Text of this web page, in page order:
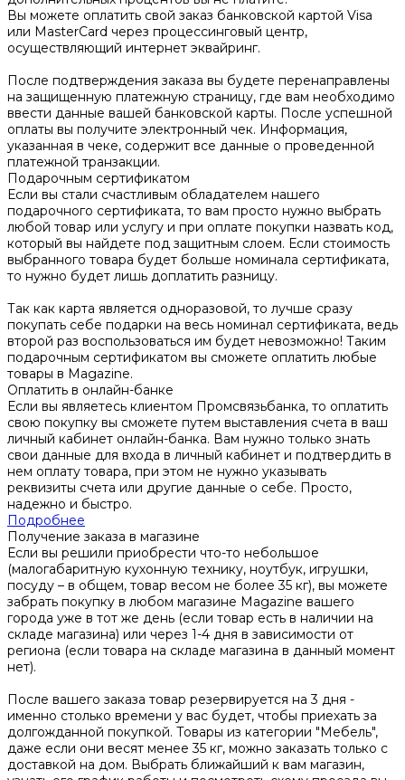
Вы можете оплатить свой заказ банковской картой Visa
или MasterCard через процессинговый центр,
осуществляющий интернет эквайринг.
После подтверждения заказа вы будете перенаправлены
на защищенную платежную страницу, где вам необходимо
ввести данные вашей банковской карты. После успешной
оплаты вы получите электронный чек. Информация,
указанная в чеке, содержит все данные о проведенной
платежной транзакции.
Подарочным сертификатом
Если вы стали счастливым обладателем нашего
подарочного сертификата, то вам просто нужно выбрать
любой товар или услугу и при оплате покупки назвать код,
который вы найдете под защитным слоем. Если стоимость
выбранного товара будет больше номинала сертификата,
то нужно будет лишь доплатить разницу.
Так как карта является одноразовой, то лучше сразу
покупать себе подарки на весь номинал сертификата, ведь
второй раз воспользоваться им будет невозможно! Таким
подарочным сертификатом вы сможете оплатить любые
товары в Magazine.
Оплатить в онлайн-банке
Если вы являетесь клиентом Промсвязьбанка, то оплатить
свою покупку вы сможете путем выставления счета в ваш
личный кабинет онлайн-банка. Вам нужно только знать
свои данные для входа в личный кабинет и подтвердить в
нем оплату товара, при этом не нужно указывать
реквизиты счета или другие данные о себе. Просто,
надежно и быстро.
Подробнее
Получение заказа в магазине
Если вы решили приобрести что-то небольшое
(малогабаритную кухонную технику, ноутбук, игрушки,
посуду – в общем, товар весом не более 35 кг), вы можете
забрать покупку в любом магазине Magazine вашего
города уже в тот же день (если товар есть в наличии на
складе магазина) или через 1-4 дня в зависимости от
региона (если товара на складе магазина в данный момент
нет).
После вашего заказа товар резервируется на 3 дня -
именно столько времени у вас будет, чтобы приехать за
долгожданной покупкой. Товары из категории "Мебель",
даже если они весят менее 35 кг, можно заказать только с
доставкой на дом. Выбрать ближайший к вам магазин,